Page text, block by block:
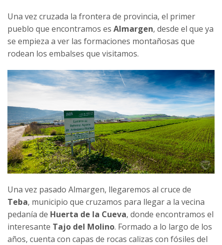
Una vez cruzada la frontera de provincia, el primer
pueblo que encontramos es Almargen, desde el que ya
se empieza a ver las formaciones montañosas que
rodean los embalses que visitamos.
Una vez pasado Almargen, llegaremos al cruce de
Teba, municipio que cruzamos para llegar a la vecina
pedanía de Huerta de la Cueva, donde encontramos el
interesante Tajo del Molino. Formado a lo largo de los
años, cuenta con capas de rocas calizas con fósiles del